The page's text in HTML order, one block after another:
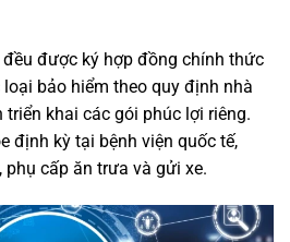
đều được ký hợp đồng chính thức
bảo hiểm theo quy định nhà
triển khai các gói phúc lợi riêng.
định kỳ tại bệnh viện quốc tế,
phụ cấp ăn trưa và gửi xe.